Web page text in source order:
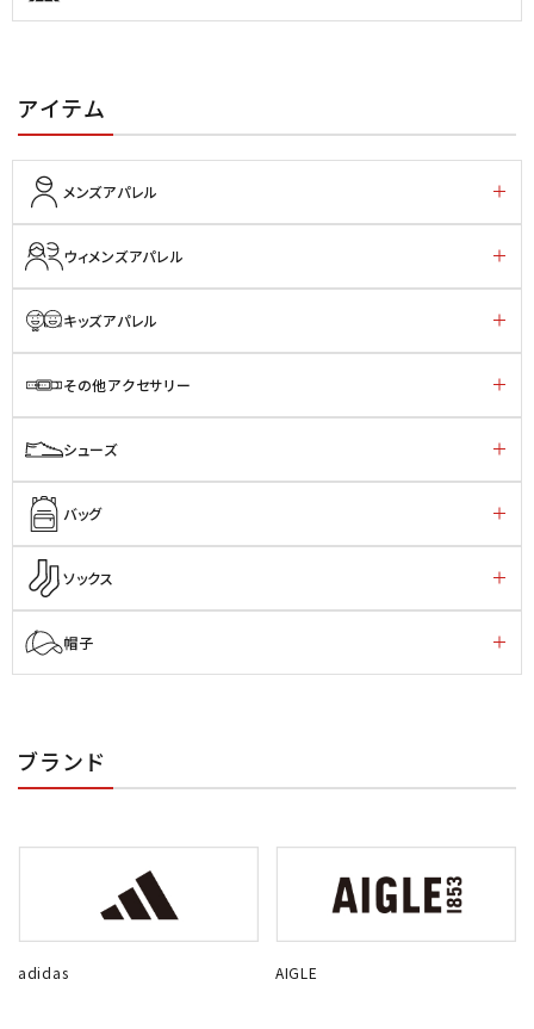
アイテム
メンズアパレル
ウィメンズアパレル
キッズアパレル
その他アクセサリー
シューズ
バッグ
ソックス
帽子
ブランド
adidas AIGLE